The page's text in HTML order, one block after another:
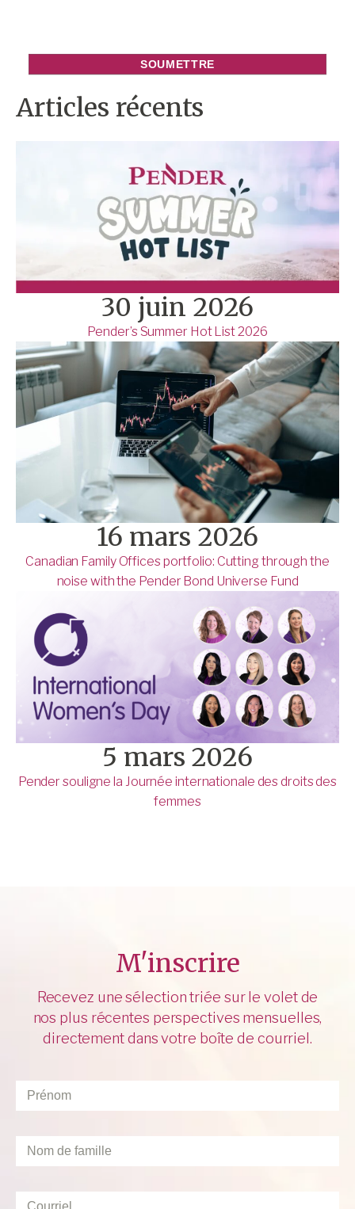
Articles récents
30 juin 2026
Pender’s Summer Hot List 2026
16 mars 2026
Canadian Family Offices portfolio: Cutting through the
noise with the Pender Bond Universe Fund
5 mars 2026
Pender souligne la Journée internationale des droits des
femmes
M'inscrire
Recevez une sélection triée sur le volet de
nos plus récentes perspectives mensuelles,
directement dans votre boîte de courriel.
Prénom*
Nom
Courriel*